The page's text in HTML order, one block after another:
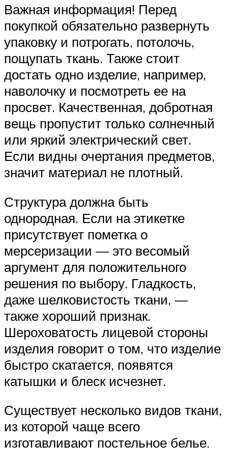
Важная информация! Перед
покупкой обязательно развернуть
упаковку и потрогать, потолочь,
пощупать ткань. Также стоит
достать одно изделие, например,
наволочку и посмотреть ее на
просвет. Качественная, добротная
вещь пропустит только солнечный
или яркий электрический свет.
Если видны очертания предметов,
значит материал не плотный.
Структура должна быть
однородная. Если на этикетке
присутствует пометка о
мерсеризации — это весомый
аргумент для положительного
решения по выбору. Гладкость,
даже шелковистость ткани, —
также хороший признак.
Шероховатость лицевой стороны
изделия говорит о том, что изделие
быстро скатается, появятся
катышки и блеск исчезнет.
Существует несколько видов ткани,
из которой чаще всего
изготавливают постельное белье.